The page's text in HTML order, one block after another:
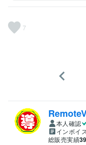
7
本人確認
インボイ
総販売実績